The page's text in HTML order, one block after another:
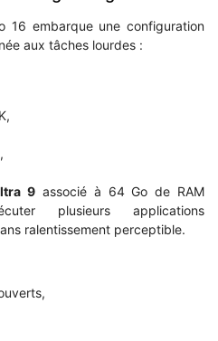
16 embarque une configuration
aux tâches lourdes :
9 associé à 64 Go de RAM
plusieurs applications
ralentissement perceptible.